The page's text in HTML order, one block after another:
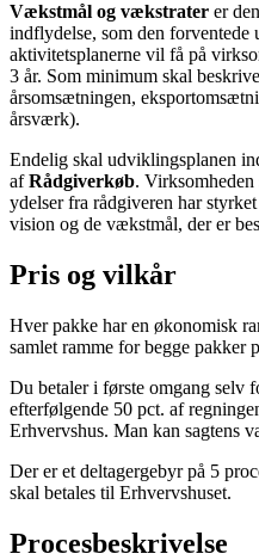
Vækstmål og vækstrater er
indflydelse, som den
aktivitetsplanerne vil få på
3 år. Som minimum skal
årsomsætningen,
årsværk).
Endelig skal udviklingsplanen
afRådgiverkøb.
ydelser fra rådgiveren har
vision og de vækstmål, der er
Pris og vilkår
Hver pakke har en økonomisk
samlet ramme for begge pakker
Du betaler i første omgang selv
efterfølgende 50 pct. af
Erhvervshus. Man kan sagtens
Der er et deltagergebyr på 5
skal betales til Erhvervshuset.
Procesbeskrivelse